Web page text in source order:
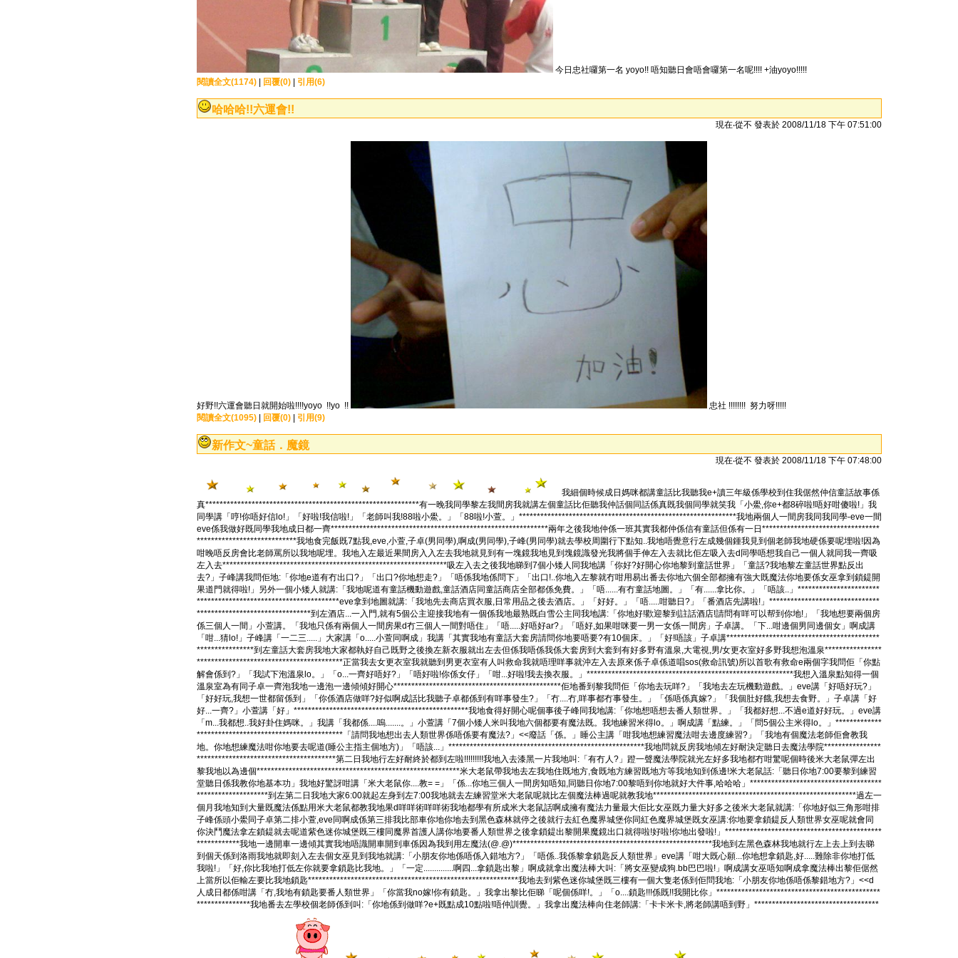
今日忠社囉第一名 yoyo!! 唔知聽日會唔會囉第一名呢!!!! +油yoyo!!!!!
閱讀全文(1174)
回覆(0) 引用(6)
哈哈哈!!六運會!!
現在‧從不 發表於 2008/11/18 下午 07:51:00
好野!!六運會聽日就開始啦!!!!yoyo !!yo !!
忠社 !!!!!!!! 努力呀!!!!!
閱讀全文(1095)
回覆(0) 引用(9)
新作文~童話．魔鏡
現在‧從不 發表於 2008/11/18 下午 07:48:00
我細個時候成日媽咪都講童話比我聽我e+讀三年級係學校到住我倨然仲信童話故事係
真************************************************************有一晚我同學黎左我間房我就講左個童話比佢聽我仲話個同話係真既我個同學就笑我「小鱟,你e+都8碎啦!唔好咁傻啦!」我
同學講「哼!你唔好信lo!」「好啦!我信啦!」「老師叫我!88啦小鱟。」「88啦!小萱。」*************************************************************我地兩個人一間房我同我同學-eve一間
eve係我做好既同學我地成日都一齊*************************************************************兩年之後我地仲係一班其實我都仲係信有童話但係有一日*********************************
****************************我地食完飯既7點我,eve,小萱,子卓(男同學),啊成(男同學),子峰(男同學)就去學校周圍行下點知..我地唔覺意行左成幾個鍾我見到個老師我地硬係要呢埋啦!因為
咁晚唔反房會比老師罵所以我地呢埋。我地入左最近果間房入入左去我地就見到有一塊鏡我地見到塊鏡識發光我將個手伸左入去就比佢左吸入去d同學唔想我自己一個人就同我一齊吸
左入去***************************************************************吸左入去之後我地睇到7個小矮人同我地講「你好?好開心你地黎到童話世界」「童話?我地黎左童話世界點反出
去?」子峰講我問佢地:「你地e道有冇出口?」「出口?你地想走?」「唔係我地係問下」「出口!..你地入左黎就冇咁用易出番去你地六個全部都擁有強大既魔法你地要係女巫拿到鎖鍉開
果道門就得啦!」另外一個小矮人就講:「我地呢道有童話機動遊戲,童話酒店同童話商店全部都係免費。」「唔......有冇童話地圖。」「有......拿比你。」「唔該..」***********************
****************************************eve拿到地圖就講:「我地先去商店買衣服,日常用品之後去酒店。」「好好。」「唔.....咁聽日?」「番酒店先講啦!」*******************************
********************************到左酒店...一入門,就有5個公主迎接我地有一個係我地最熟既白雪公主同我地講:「你地好!歡迎黎到註話酒店!請問有咩可以帮到你地!」「我地想要兩個房
係三個人一間」小萱講。「我地只係有兩個人一間房果d冇三個人一間對唔住」「唔.....好唔好ar?」「唔好,如果咁咪要一男一女係一間房」子卓講。「下...咁邊個男同邊個女」啊成講
「咁...猜lo!」子峰講「一二三.....」大家講「o.....小萱同啊成」我講「其實我地有童話大套房請問你地要唔要?有10個床。」「好!唔該」子卓講*******************************************
****************到左童話大套房我地大家都執好自己既野之後換左新衣服就出左去但係我唔係我係大套房到大套到有好多野有溫泉,大電視,男/女更衣室好多野我想泡溫泉****************
*****************************************正當我去女更衣室我就聽到男更衣室有人叫救命我就唔理咩事就沖左入去原來係子卓係道唱sos(救命訊號)所以首歌有救命e兩個字我問佢「你點
解會係到?」「我試下泡溫泉lo。」「o...一齊好唔好?」「唔好啦!你係女仔」「咁...好啦!我去換衣服。」**********************************************************我想入溫泉點知得一個
溫泉室為有同子卓一齊泡我地一邊泡一邊傾傾好開心***********************************************佢地番到黎我問佢「你地去玩咩?」「我地去左玩機動遊戲。」eve講「好唔好玩?」
「好好玩,我想一世都留係到」「你係酒店做咩?好似啊成話比我聽子卓都係到有咩事發生?」「冇....冇,咩事都冇事發生。」「係唔係真嫁?」「我個肚好餓,我想去食野。」子卓講「好
好...一齊?」小萱講「好」*************************************************我地食得好開心呢個事後子峰同我地講:「你地想唔想去番人類世界。」「我都好想...不過e道好好玩。」eve講
「m...我都想..我好卦住媽咪。」我講「我都係....嗚.......。」小萱講「7個小矮人米叫我地六個都要有魔法既。我地練習米得lo。」啊成講「點練。」「問5個公主米得lo。」*************
*****************************************「請問我地想出去人類世界係唔係要有魔法?」<<廢話「係。」睡公主講「咁我地想練習魔法咁去邊度練習?」「我地有個魔法老師佢會教我
地。你地想練魔法咁你地要去呢道(睡公主指主個地方)」「唔該...」*******************************************************我地問就反房我地傾左好耐決定聽日去魔法學院****************
***************************************第二日我地行左好耐終於都到左啦!!!!!!!!!我地入去漆黑一片我地叫:「有冇人?」蹬一聲魔法學院就光左好多我地都冇咁驚呢個時後米大老鼠彈左出
黎我地以為邊個*********************************************************米大老鼠帶我地去左我地住既地方,食既地方練習既地方等我地知到係邊!米大老鼠話:「聽日你地7:00要黎到練習
堂聽日係我教你地基本功」我地好驚訝咁講「米大老鼠你....教= =」「係...你地三個人一間房知唔知,同聽日你地7:00黎唔到你地就好大件事,哈哈哈」*************************************
********************到左第二日我地大家6:00就起左身到左7:00我地就去左練習堂米大老鼠呢就比左個魔法棒過呢就教我地*********************************************************過左一
個月我地知到大量既魔法係點用米大老鼠都教我地果d咩咩術咩咩術我地都學有所成米大老鼠話啊成擁有魔法力量最大佢比女巫既力量大好多之後米大老鼠就講:「你地好似三角形咁排
子峰係頭小鱟同子卓第二排小萱,eve同啊成係第三排我比部車你地你地去到黑色森林就停之後就行去紅色魔界城堡你同紅色魔界城堡既女巫講:你地要拿鎖鍉反人類世界女巫呢就會同
你決鬥魔法拿左鎖鍉就去呢道紫色迷你城堡既三樓同魔界首護人講你地要番人類世界之後拿鎖鍉出黎開果魔鏡出口就得啦!好啦!你地出發啦!」********************************************
************我地一邊開車一邊傾其實我地唔識開車開到車係因為我到用左魔法(@.@)********************************************************我地到左黑色森林我地就行左上去上到去睇
到個天係到洛雨我地就即刻入左去個女巫見到我地就講:「小朋友你地係唔係入錯地方?」「唔係..我係黎拿鎖匙反人類世界」eve講「咁大既心願...你地想拿鎖匙,好.....難除非你地打低
我啦!」「好,你比我地打低左你就要拿鎖匙比我地。」「一定..............啊四...拿鎖匙出黎」啊成就拿出魔法棒大叫:「將女巫變成狗.bb巴巴啦!」啊成講女巫唔知啊成拿魔法棒出黎佢倨然
上當所以佢輸左要比我地鎖匙***********************************************************我地去到紫色迷你城堡既三樓有一個大隻老係到佢問我地:「小朋友你地係唔係黎錯地方?」<<d
人成日都係咁講「冇,我地有鎖匙要番人類世界」「你當我no嫁!你有鎖匙。」我拿出黎比佢睇「呢個係咩!。」「o....鎖匙!!!係既!!我開比你」**********************************************
***************我地番去左學校個老師係到叫:「你地係到做咩?e+既點成10點啦!唔仲訓覺。」我拿出魔法棒向住老師講:「卡卡米卡,將老師講唔到野」***********************************